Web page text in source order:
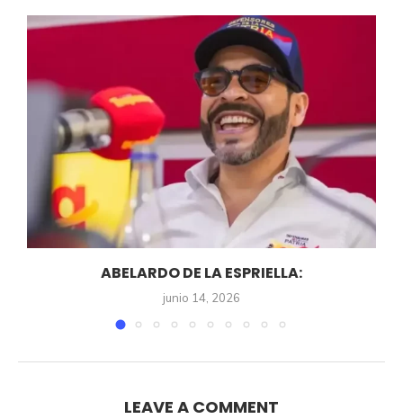
ABELARDO DE LA ESPRIELLA:
junio 14, 2026
LEAVE A COMMENT